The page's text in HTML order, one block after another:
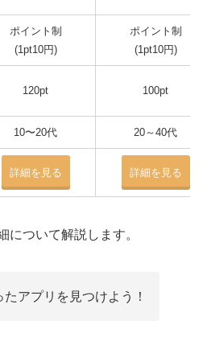
ポイント制
(1pt10円)
ポイント制
(1pt10円)
120pt 100pt
10〜20代 20～40代
詳細を見る 詳細を見る
について解説します。
たアプリを見つけよう！